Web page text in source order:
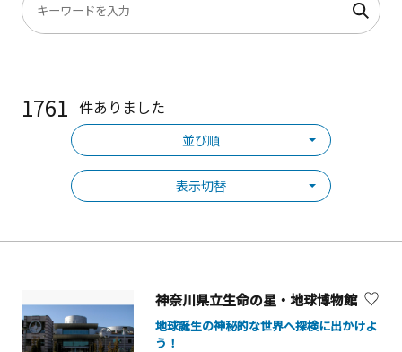
1761 件ありました
並び順
表示切替
神奈川県立生命の星・地球博物館
地球誕生の神秘的な世界へ探検に出かけよ
う！